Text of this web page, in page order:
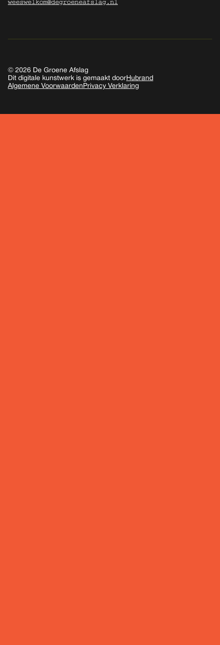
weeswelkom@degroeneafslag.nl
© 2026 De Groene Afslag
Dit digitale kunstwerk is gemaakt doorHubrand
Algemene Voorwaarden Privacy Verklaring